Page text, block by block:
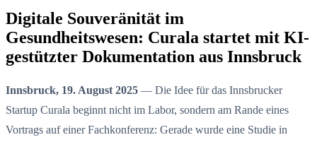
Digitale Souveränität im
Gesundheitswesen: Curala startet mit KI-
gestützter Dokumentation aus Innsbruck
Innsbruck, 19. August 2025 — Die Idee für das Innsbrucker
Startup Curala beginnt nicht im Labor, sondern am Rande eines
Vortrags auf einer Fachkonferenz: Gerade wurde eine Studie in